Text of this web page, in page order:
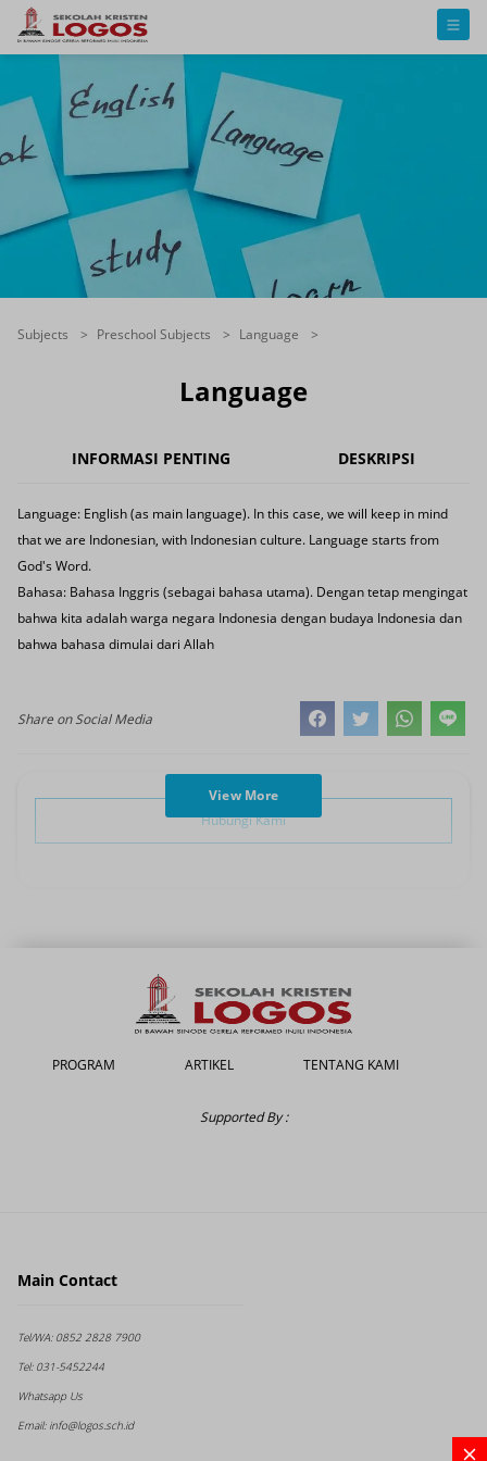
Subjects Preschool Subjects Language
Language
INFORMASI PENTING
Language: English (as main language). In this case, we will keep in mind
that we are Indonesian, with Indonesian culture. Language starts from
God's Word.
Bahasa: Bahasa Inggris (sebagai bahasa utama). Dengan tetap mengingat
bahwa kita adalah warga negara Indonesia dengan budaya Indonesia dan
bahwa bahasa dimulai dari Allah
DESKRIPSI
Share on Social Media
Hubungi Kami
View More
PROGRAM ARTIKEL TENTANG KAMI
Supported By :
Main Contact
Tel/WA:0852 2828 7900
Tel:031-5452244
Whatsapp Us
Email:info@logos.sch.id